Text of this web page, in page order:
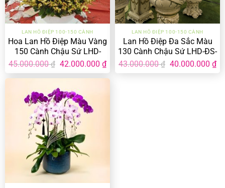
LAN HỒ ĐIỆP 100-150 CÀNH
Hoa Lan Hồ Điệp Màu Vàng
150 Cành Chậu Sứ LHD-
MV-150-CS-01
45.000.000₫ Giá
là:
45.000.000 ₫.
42.000.000 ₫Giá
hiện
tại
LAN HỒ ĐIỆP 100-150 CÀNH
Lan Hồ Điệp Đa Sắc Màu
130 Cành Chậu Sứ LHD-ĐS-
130-CS-02
43.000.000₫ Giá
40.000.000 ₫